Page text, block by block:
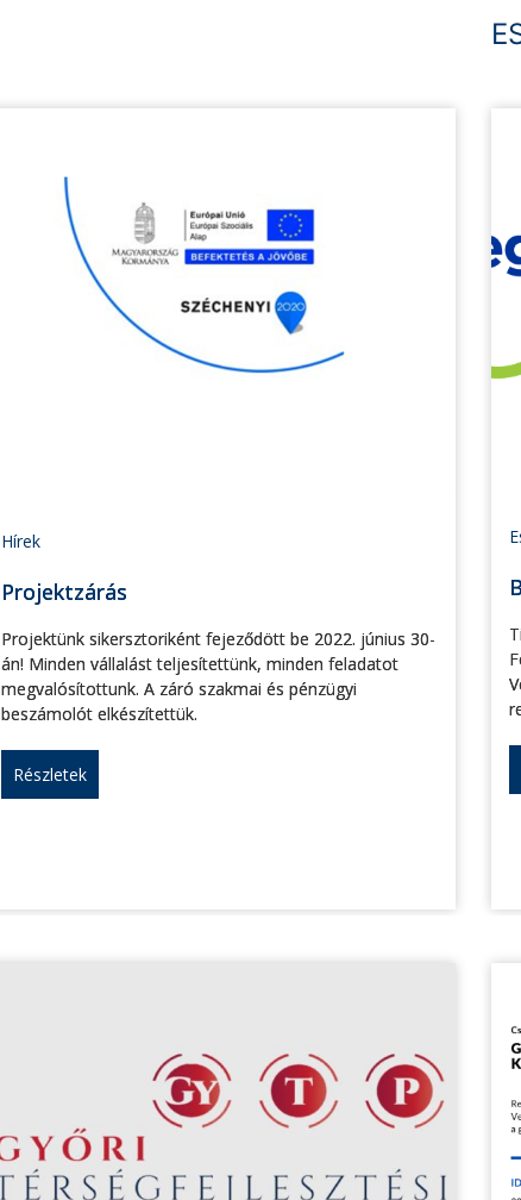
Hírek
Projektzárás
Projektünk sikersztoriként fejeződött be 2022. június 30-
án! Minden vállalást teljesítettünk, minden feladatot
megvalósítottunk. A záró szakmai és pénzügyi
beszámolót elkészítettük.
Részletek